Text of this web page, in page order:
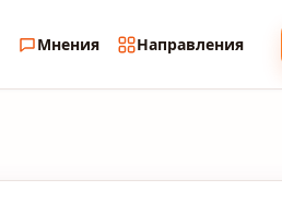
Мнения Направления